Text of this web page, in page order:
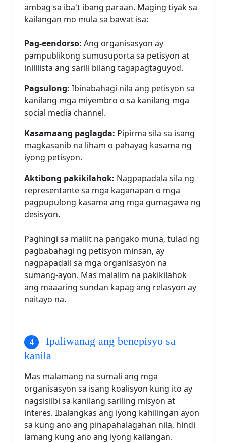
ambag sa iba't ibang paraan. Maging tiyak sa
kailangan mo mula sa bawat isa:
Pag-eendorso: Ang organisasyon ay
pampublikong sumusuporta sa petisyon at
inililista ang sarili bilang tagapagtaguyod.
Pagsulong: Ibinabahagi nila ang petisyon sa
kanilang mga miyembro o sa kanilang mga
social media channel.
Kasamaang paglagda: Pipirma sila sa isang
magkasanib na liham o pahayag kasama ng
iyong petisyon.
Aktibong pakikilahok: Nagpapadala sila ng
representante sa mga kaganapan o mga
pagpupulong kasama ang mga gumagawa ng
desisyon.
Paghingi sa maliit na pangako muna, tulad ng
pagbabahagi ng petisyon minsan, ay
nagpapadali sa mga organisasyon na
sumang-ayon. Mas malalim na pakikilahok
ang maaaring sundan kapag ang relasyon ay
naitayo na.
Ipaliwanag ang benepisyo sa
kanila
Mas malamang na sumali ang mga
organisasyon sa isang koalisyon kung ito ay
nagsisilbi sa kanilang sariling misyon at
interes. Ibalangkas ang iyong kahilingan ayon
sa kung ano ang pinapahalagahan nila, hindi
lamang kung ano ang iyong kailangan.